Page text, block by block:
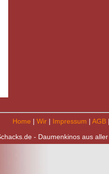
Home | Wir| Impressum | AGB|
- Daumenkinos aus